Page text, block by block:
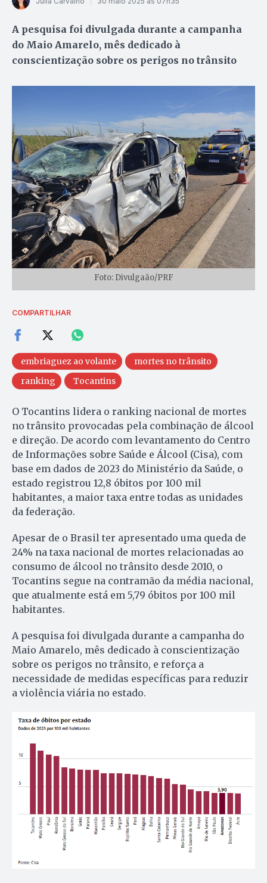
A pesquisa foi divulgada durante a campanha
do Maio Amarelo, mês dedicado à
conscientização sobre os perigos no trânsito
Foto: Divulgaão/PRF
COMPARTILHAR
embriaguez ao volante
mortes no trânsito
ranking
Tocantins
O Tocantins lidera o ranking nacional de mortes
no trânsito provocadas pela combinação de álcool
e direção. De acordo com levantamento do Centro
de Informações sobre Saúde e Álcool (Cisa), com
base em dados de 2023 do Ministério da Saúde, o
estado registrou 12,8 óbitos por 100 mil
habitantes, a maior taxa entre todas as unidades
da federação.
Apesar de o Brasil ter apresentado uma queda de
24% na taxa nacional de mortes relacionadas ao
consumo de álcool no trânsito desde 2010, o
Tocantins segue na contramão da média nacional,
que atualmente está em 5,79 óbitos por 100 mil
habitantes.
A pesquisa foi divulgada durante a campanha do
Maio Amarelo, mês dedicado à conscientização
sobre os perigos no trânsito, e reforça a
necessidade de medidas específicas para reduzir
a violência viária no estado.